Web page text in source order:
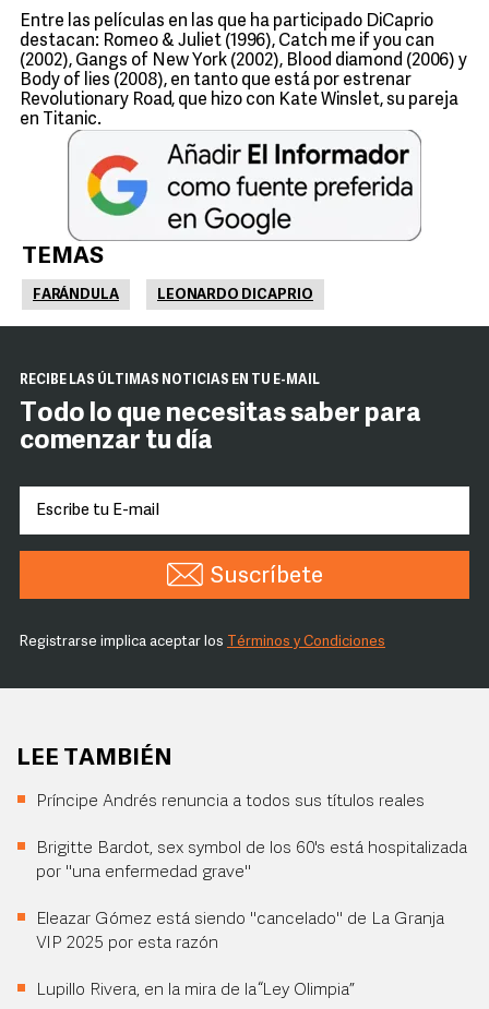
Entre las películas en las que ha participado DiCaprio
destacan: Romeo & Juliet (1996), Catch me if you can
(2002), Gangs of New York (2002), Blood diamond (2006) y
Body of lies (2008), en tanto que está por estrenar
Revolutionary Road, que hizo con Kate Winslet, su pareja
en Titanic.
TEMAS
FARÁNDULA LEONARDO DICAPRIO
RECIBE LAS ÚLTIMAS NOTICIAS EN TU E-MAIL
Todo lo que necesitas saber para
comenzar tu día
Suscríbete
Registrarse implica aceptar los Términos y Condiciones
LEE TAMBIÉN
Príncipe Andrés renuncia a todos sus títulos reales
Brigitte Bardot, sex symbol de los 60's está hospitalizada
por "una enfermedad grave"
Eleazar Gómez está siendo "cancelado" de La Granja
VIP 2025 por esta razón
Lupillo Rivera, en la mira de la “Ley Olimpia”